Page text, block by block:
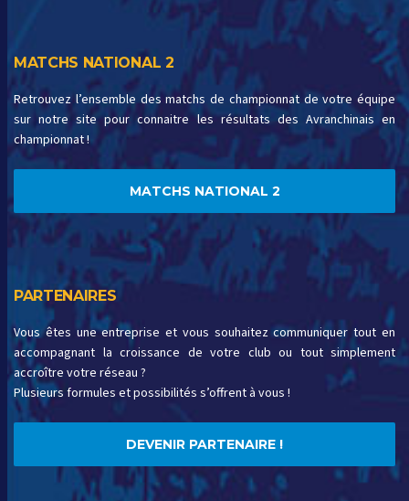
MATCHS NATIONAL 2
Retrouvez l’ensemble des matchs de championnat de votre équipe
sur notre site pour connaitre les résultats des Avranchinais en
championnat !
MATCHS NATIONAL 2
PARTENAIRES
Vous êtes une entreprise et vous souhaitez communiquer tout en
accompagnant la croissance de votre club ou tout simplement
accroître votre réseau ?
Plusieurs formules et possibilités s’offrent à vous !
DEVENIR PARTENAIRE !